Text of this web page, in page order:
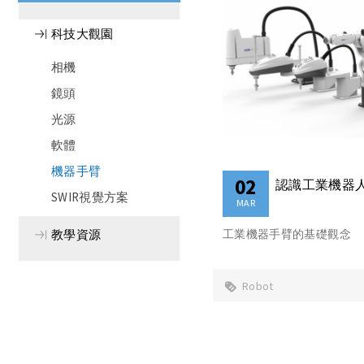
科技大觀園
相機
鏡頭
光源
軟體
機器手臂
SWIR視覺方案
教學資源
02
MAR
認識工業機器
工業機器手臂的基礎觀念
Robot